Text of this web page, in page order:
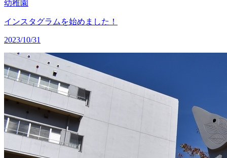
幼稚園
インスタグラムを始めました！
2023/10/31